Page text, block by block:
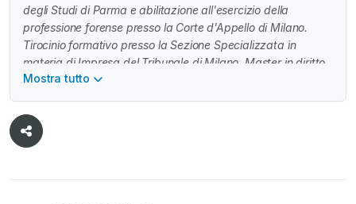
degli Studi di Parma e abilitazione all'esercizio della
professione forense presso la Corte d'Appello di Milano.
Tirocinio formativo presso la Sezione Specializzata in
materia di Impresa del Tribunale di Milano. Master in diritto
societario presso la Scuola di Formazione IPSOA e
societario presso l'Università degli Studi di Milano. Si
occupa prevalentemente di diritto commerciale e societario.
Mostra tutto